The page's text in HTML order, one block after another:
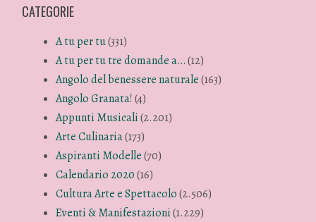
CATEGORIE
A tu per tu(331)
A tu per tu tre domande a…(12)
Angolo del benessere naturale(163)
Angolo Granata!(4)
Appunti Musicali(2.201)
Arte Culinaria(173)
Aspiranti Modelle(70)
Calendario 2020(16)
Cultura Arte e Spettacolo(2.506)
Eventi & Manifestazioni(1.229)